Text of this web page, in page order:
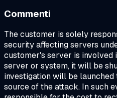
Commenti
The customer is solely
security affecting servers
customer's server is involved
server or system, it will be
investigation will be
source of the attack. In such